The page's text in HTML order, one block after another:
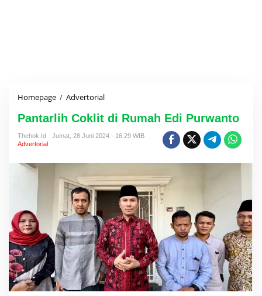
Homepage / Advertorial
n
a
h
C
l
i
t
d
i
R
u
Pantarlih Coklit di Rumah Edi Purwanto
Thehok.id
Jumat, 28 Juni 2024 - 16:29 WIB
Advertorial